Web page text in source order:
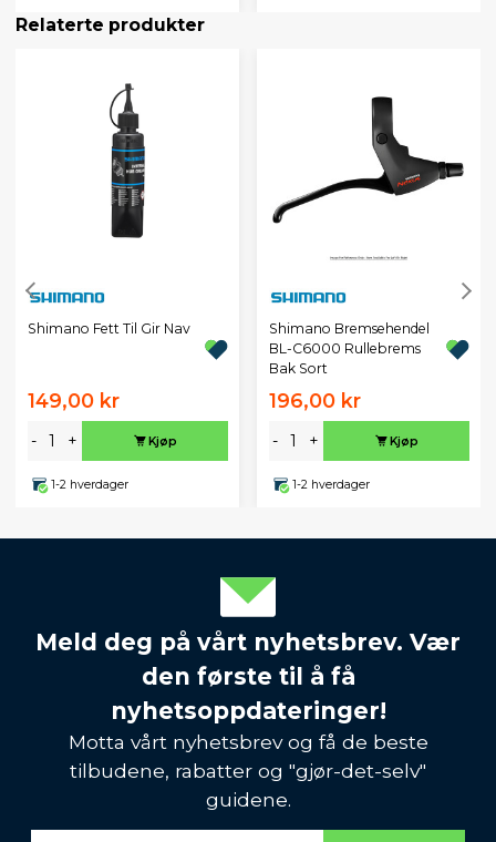
Relaterte produkter
Shimano Fett Til Gir Nav
149,00 kr
- + Kjøp
1-2 hverdager
Shimano Bremsehendel
BL-C6000 Rullebrems
Bak Sort
196,00 kr
- + Kjøp
1-2 hverdager
Meld deg på vårt nyhetsbrev. Vær
den første til å få
nyhetsoppdateringer!
Motta vårt nyhetsbrev og få de beste
tilbudene, rabatter og "gjør-det-selv"
guidene.